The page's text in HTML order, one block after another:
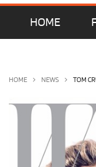
HOME
OLHA
HOME NEWS TOM